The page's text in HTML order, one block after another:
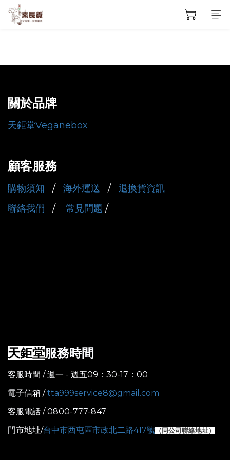
關於品牌
天鉅堂Veganebox
顧客服務
購物須知 / 海外運送 / 退換貨資訊
聯絡我們
/ 常見問題 /
天鉅堂服務時間
客服時間 / 週一 - 週五09：30-17：00
電子信箱 /tta999service8@gmail.com
客服電話 / 0800-777-847
門市地址/台中市西屯區市政北二路417號 （ 同公司聯絡地址）